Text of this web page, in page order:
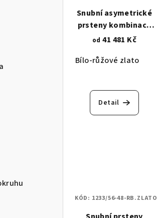
Snubní asymetrické
prsteny kombinace
růžového a bílého
1555
od 41 481 Kč
Bílo-růžové zlato
Detail
KÓD: 1233/56-48-RB.ZLATO